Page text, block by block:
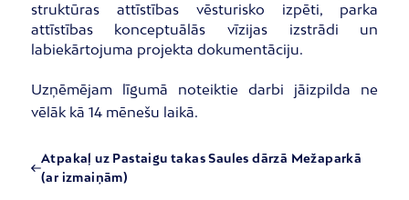
struktūras attīstības vēsturisko izpēti, parka
attīstības konceptuālās vīzijas izstrādi un
labiekārtojuma projekta dokumentāciju.
Uzņēmējam līgumā noteiktie darbi jāizpilda ne
vēlāk kā 14 mēnešu laikā.
Atpakaļ uz Pastaigu takas Saules dārzā Mežaparkā
(ar izmaiņām)